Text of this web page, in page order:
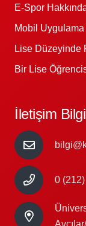
E-Spor
Mobil
Lise Düzeyinde
Bir Lise
İletişim
0